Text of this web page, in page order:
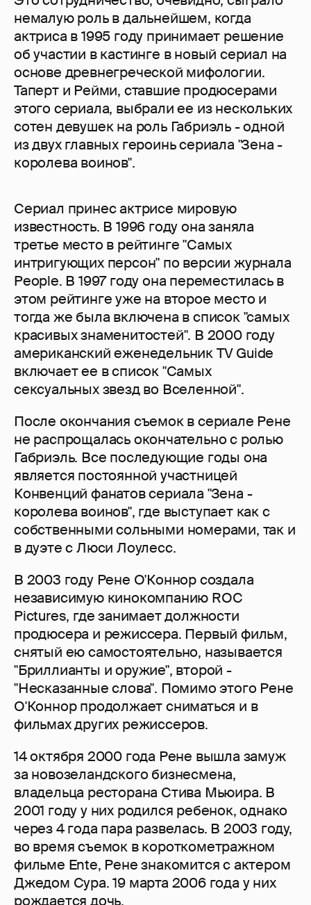
немалую роль в дальнейшем, когда
актриса в 1995 году принимает решение
об участии в кастинге в новый сериал на
основе древнегреческой мифологии.
Таперт и Рейми, ставшие продюсерами
этого сериала, выбрали ее из нескольких
сотен девушек на роль Габриэль - одной
из двух главных героинь сериала "Зена -
королева воинов".
Сериал принес актрисе мировую
известность. В 1996 году она заняла
третье место в рейтинге "Самых
интригующих персон" по версии журнала
People. В 1997 году она переместилась в
этом рейтинге уже на второе место и
тогда же была включена в список "самых
красивых знаменитостей". В 2000 году
американский еженедельник TV Guide
включает ее в список "Самых
сексуальных звезд во Вселенной".
После окончания съемок в сериале Рене
не распрощалась окончательно с ролью
Габриэль. Все последующие годы она
является постоянной участницей
Конвенций фанатов сериала "Зена -
королева воинов", где выступает как с
собственными сольными номерами, так и
в дуэте с Люси Лоулесс.
В 2003 году Рене О'Коннор создала
независимую кинокомпанию ROC
Pictures, где занимает должности
продюсера и режиссера. Первый фильм,
снятый ею самостоятельно, называется
"Бриллианты и оружие", второй -
"Несказанные слова". Помимо этого Рене
О'Коннор продолжает сниматься и в
фильмах других режиссеров.
14 октября 2000 года Рене вышла замуж
за новозеландского бизнесмена,
владельца ресторана Стива Мьюира. В
2001 году у них родился ребенок, однако
через 4 года пара развелась. В 2003 году,
во время съемок в короткометражном
фильме Ente, Рене знакомится с актером
Джедом Сура. 19 марта 2006 года у них
рождается дочь.